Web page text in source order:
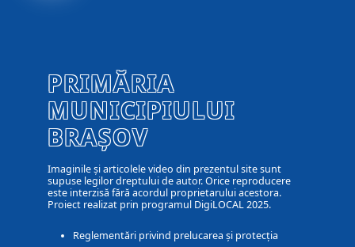
PRIMĂRIA
MUNICIPIULUI
BRAȘOV
Imaginile și articolele video din prezentul site sunt
supuse legilor dreptului de autor. Orice reproducere
este interzisă fără acordul proprietarului acestora.
Proiect realizat prin programul DigiLOCAL 2025.
Reglementări privind prelucarea și protecția